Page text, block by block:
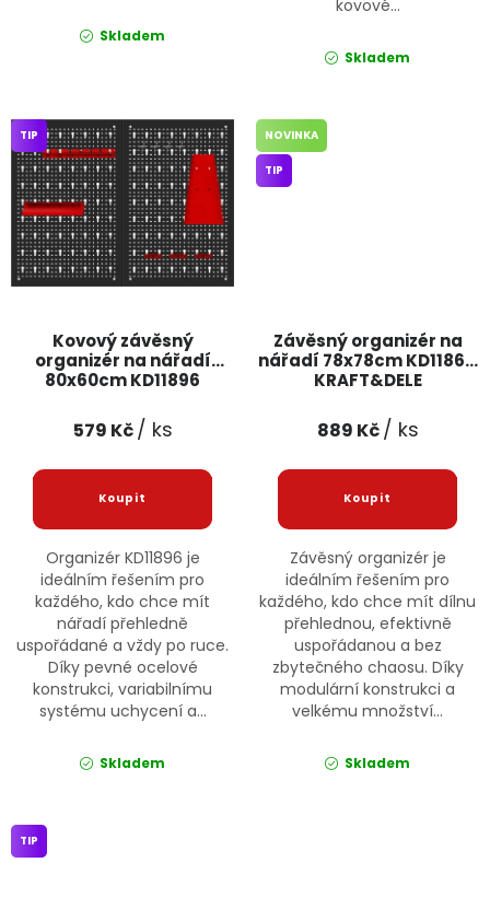
Skladem
kovové...
Skladem
Kovový závěsný
organizér na nářadí
80x60cm KD11896
TIP
579 Kč/ ks
Organizér KD11896 je
ideálním řešením pro
každého, kdo chce mít
nářadí přehledně
uspořádané a vždy po ruce.
Díky pevné ocelové
konstrukci, variabilnímu
systému uchycení a...
Skladem
Závěsný organizér na
nářadí 78x78cm KD11864
KRAFT&DELE
NOVINKA
TIP
889 Kč/ ks
Závěsný organizér je
ideálním řešením pro
každého, kdo chce mít dílnu
přehlednou, efektivně
uspořádanou a bez
zbytečného chaosu. Díky
modulární konstrukci a
velkému množství...
Skladem
TIP